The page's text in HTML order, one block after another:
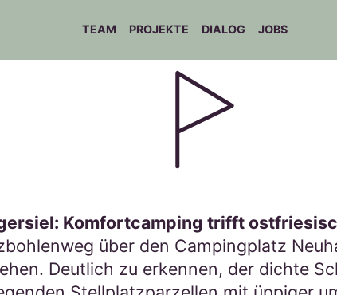
TEAM PROJEKTE DIALOG JOBS
Komfortcamping trifft